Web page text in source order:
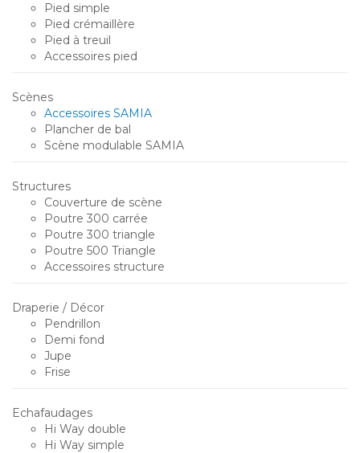
Pied simple
Pied crémaillère
Pied à treuil
Accessoires pied
Scènes
Accessoires SAMIA
Plancher de bal
Scène modulable SAMIA
Structures
Couverture de scène
Poutre 300 carrée
Poutre 300 triangle
Poutre 500 Triangle
Accessoires structure
Draperie / Décor
Pendrillon
Demi fond
Jupe
Frise
Echafaudages
Hi Way double
Hi Way simple